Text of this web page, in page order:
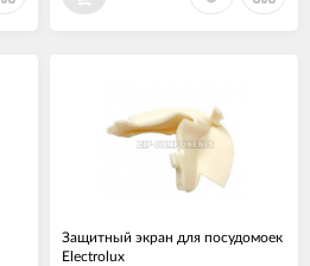
Защитный экран для посудомоек
Electrolux